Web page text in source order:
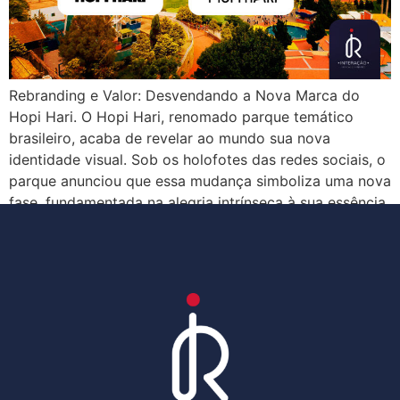
Rebranding e Valor: Desvendando a Nova Marca do
Hopi Hari. O Hopi Hari, renomado parque temático
brasileiro, acaba de revelar ao mundo sua nova
identidade visual. Sob os holofotes das redes sociais, o
parque anunciou que essa mudança simboliza uma nova
fase, fundamentada na alegria intrínseca à sua essência.